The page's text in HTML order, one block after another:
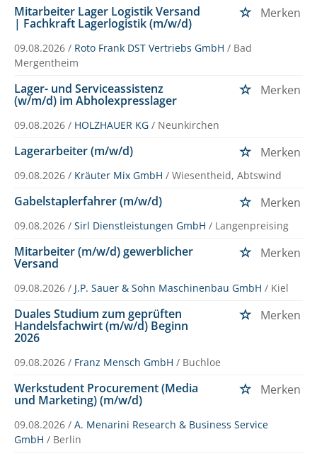
Mitarbeiter Lager Logistik Versand
| Fachkraft Lagerlogistik (m/w/d)
Merken
09.08.2026 / Roto Frank DST Vertriebs GmbH / Bad
Mergentheim
Lager- und Serviceassistenz
(w/m/d) im Abholexpresslager
Merken
09.08.2026 / HOLZHAUER KG / Neunkirchen
Lagerarbeiter (m/w/d) Merken
09.08.2026 / Kräuter Mix GmbH / Wiesentheid, Abtswind
Gabelstaplerfahrer (m/w/d) Merken
09.08.2026 / Sirl Dienstleistungen GmbH / Langenpreising
Mitarbeiter (m/w/d) gewerblicher
Versand
Merken
09.08.2026 / J.P. Sauer & Sohn Maschinenbau GmbH / Kiel
Duales Studium zum geprüften
Handelsfachwirt (m/w/d) Beginn
2026
Merken
09.08.2026 / Franz Mensch GmbH / Buchloe
Werkstudent Procurement (Media
und Marketing) (m/w/d)
Merken
09.08.2026 / A. Menarini Research & Business Service
GmbH / Berlin